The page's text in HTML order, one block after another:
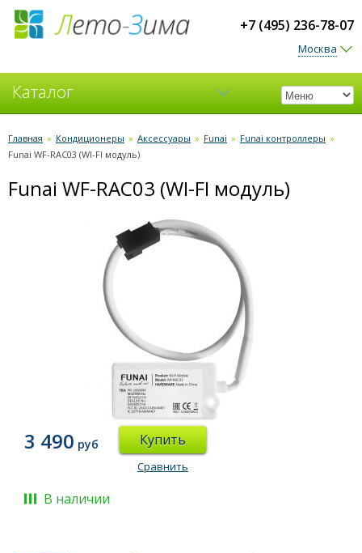
+7 (495) 236-78-07
Москва
Каталог
Кондиционеры
Главная » Кондиционеры » Аксессуары » Funai » Funai контроллеры »
Funai WF-RAC03 (WI-FI модуль)
Funai WF-RAC03 (WI-FI модуль)
3 490 руб Купить
Сравнить
В наличии